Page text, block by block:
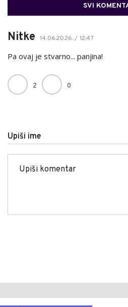
SVI
Nitke 14.06.2026. / 12:47
Pa ovaj je stvarno... panjina!
2 0
Upiši ime